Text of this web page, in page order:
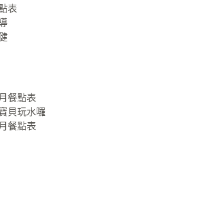
表
餐點表
貝玩水囉
餐點表